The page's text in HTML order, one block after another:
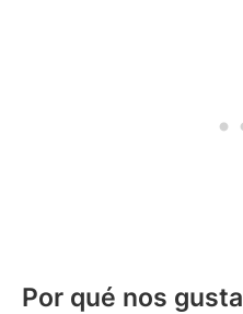
Por qué nos gusta